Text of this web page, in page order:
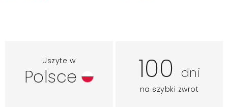
Uszyte w
Polsce 100 dni
na szybki zwrot